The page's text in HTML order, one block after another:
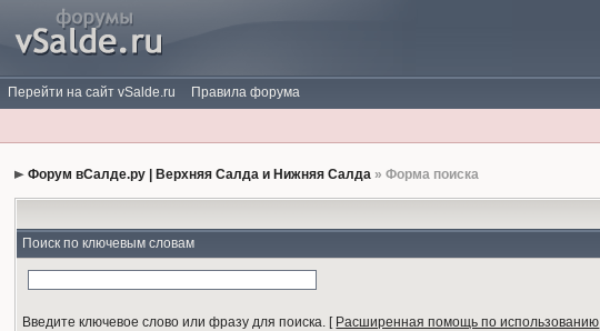
Перейти на сайт vSalde.ru Правила форума
Форум вСалде.ру | Верхняя Салда и Нижняя Салда » Форма поиска
Поиск по ключевым словам
Введите ключевое слово или фразу для поиска. [ Расширенная помощь по использованию